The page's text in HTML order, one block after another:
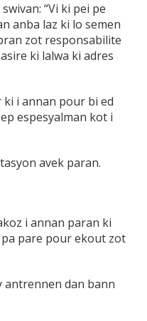
“Vi ki pei pe
anba laz ki lo semen
zot responsabilite
ki lalwa ki adres
i annan pour bi ed
espesyalman kot i
avek paran.
i annan paran ki
pare pour ekout zot
antrennen dan bann